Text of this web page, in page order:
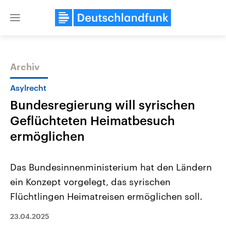
Close
Themen
2026
Alle Informationen
Sachsen-Anhalt wählt am 6.
Landtag. Seit 2021 wird das
Aktuelle Beiträge,
Hintergründe
Wirtschaftlich und
Archiv
Asylrecht
Bundesregierung will syrischen
Geflüchteten Heimatbesuch
ermöglichen
Das Bundesinnenministerium hat den Ländern
ein Konzept vorgelegt, das syrischen
Flüchtlingen Heimatreisen ermöglichen soll.
23.04.2025